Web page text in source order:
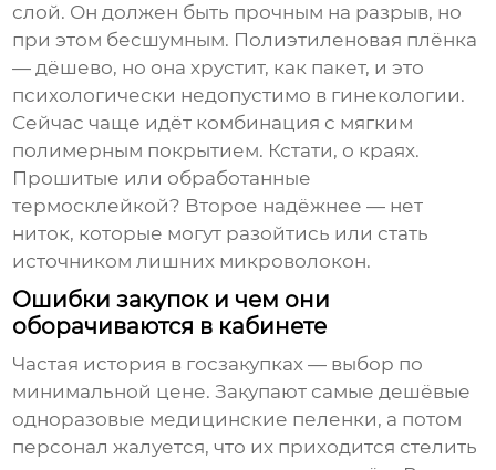
слой. Он должен быть прочным на разрыв, но
при этом бесшумным. Полиэтиленовая плёнка
— дёшево, но она хрустит, как пакет, и это
психологически недопустимо в гинекологии.
Сейчас чаще идёт комбинация с мягким
полимерным покрытием. Кстати, о краях.
Прошитые или обработанные
термосклейкой? Второе надёжнее — нет
ниток, которые могут разойтись или стать
источником лишних микроволокон.
Ошибки закупок и чем они
оборачиваются в кабинете
Частая история в госзакупках — выбор по
минимальной цене. Закупают самые дешёвые
одноразовые медицинские пеленки, а потом
персонал жалуется, что их приходится стелить